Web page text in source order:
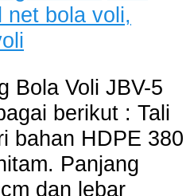
Bola Voli JBV-5
berikut : Tali
bahan HDPE 380
Panjang
dan lebar